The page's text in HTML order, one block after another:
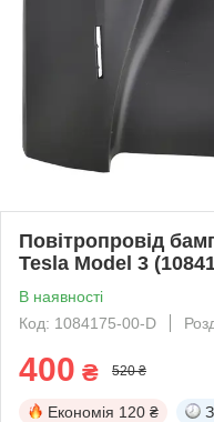
Повітропровід
Tesla Model 3
В наявності
Код: 1084175-00-D
400 ₴ 520 ₴
Економія 120 ₴